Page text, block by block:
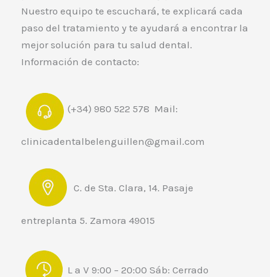
Nuestro equipo te escuchará, te explicará cada
paso del tratamiento y te ayudará a encontrar la
mejor solución para tu salud dental.
Información de contacto:
(+34) 980 522 578 Mail:
clinicadentalbelenguillen@gmail.com
C. de Sta. Clara, 14. Pasaje
entreplanta 5. Zamora 49015
L a V 9:00 – 20:00 Sáb: Cerrado